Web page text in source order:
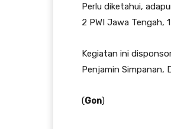
Perlu diketahui,
2 PWI Jawa Tengah,
Kegiatan ini
Penjamin Simpanan,
(Gon)